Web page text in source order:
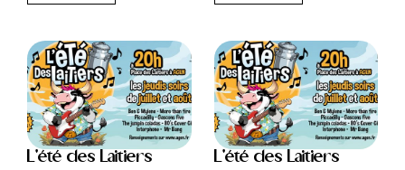
L'été des Laitiers L'été des Laitiers